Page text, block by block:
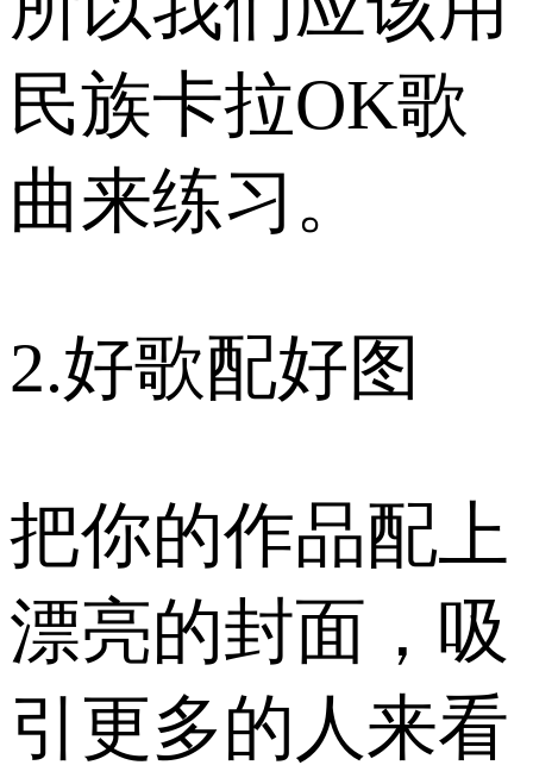
民族卡拉OK歌
曲来练习。
2.好歌配好图
把你的作品配上
漂亮的封面，吸
引更多的人来看